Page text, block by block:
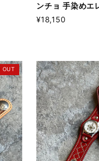
ンチョ 手染めエ
¥18,150
OUT